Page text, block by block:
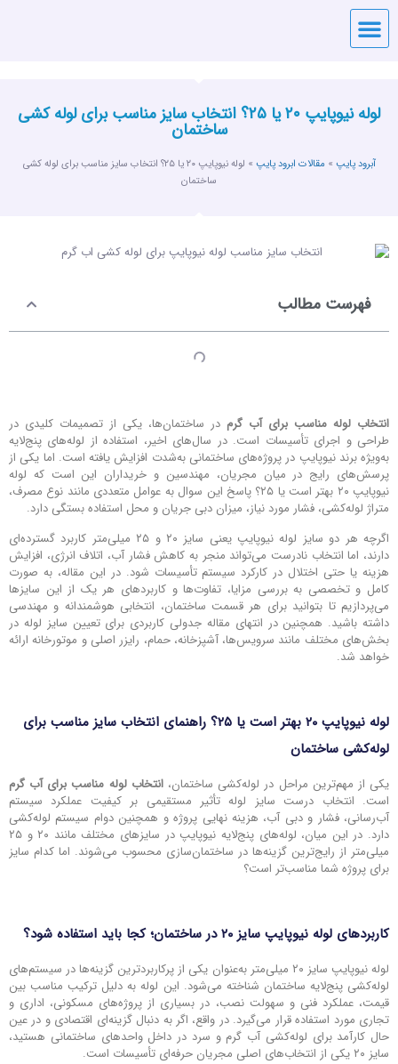
لوله نیوپایپ ۲۰ یا ۲۵؟ انتخاب سایز مناسب برای لوله کشی
ساختمان
آبرود پایپ » مقالات ابرود پایپ »
لوله نیوپایپ ۲۰ یا ۲۵؟ انتخاب سایز مناسب برای لوله کشی
ساختمان
فهرست مطالب
انتخاب لوله مناسب برای آب گرم در ساختمان‌ها، یکی از تصمیمات کلیدی در
طراحی و اجرای تأسیسات است. در سال‌های اخیر، استفاده از لوله‌های پنج‌لایه
به‌ویژه برند نیوپایپ در پروژه‌های ساختمانی به‌شدت افزایش یافته است. اما یکی از
پرسش‌های رایج در میان مجریان، مهندسین و خریداران این است که لوله
نیوپایپ ۲۰ بهتر است یا ۲۵؟ پاسخ این سوال به عوامل متعددی مانند نوع مصرف،
متراژ لوله‌کشی، فشار مورد نیاز، میزان دبی جریان و محل استفاده بستگی دارد.
اگرچه هر دو سایز لوله نیوپایپ یعنی سایز ۲۰ و ۲۵ میلی‌متر کاربرد گسترده‌ای
دارند، اما انتخاب نادرست می‌تواند منجر به کاهش فشار آب، اتلاف انرژی، افزایش
هزینه یا حتی اختلال در کارکرد سیستم تأسیسات شود. در این مقاله، به صورت
کامل و تخصصی به بررسی مزایا، تفاوت‌ها و کاربردهای هر یک از این سایزها
می‌پردازیم تا بتوانید برای هر قسمت ساختمان، انتخابی هوشمندانه و مهندسی
داشته باشید. همچنین در انتهای مقاله جدولی کاربردی برای تعیین سایز لوله در
بخش‌های مختلف مانند سرویس‌ها، آشپزخانه، حمام، رایزر اصلی و موتورخانه ارائه
خواهد شد.
لوله نیوپایپ ۲۰ بهتر است یا ۲۵؟ راهنمای انتخاب سایز مناسب برای
لوله‌کشی ساختمان
یکی از مهم‌ترین مراحل در لوله‌کشی ساختمان،انتخاب لوله مناسب برای آب گرم
است. انتخاب درست سایز لوله تأثیر مستقیمی بر کیفیت عملکرد سیستم
آب‌رسانی، فشار و دبی آب، هزینه نهایی پروژه و همچنین دوام سیستم لوله‌کشی
دارد. در این میان، لوله‌های پنج‌لایه نیوپایپ در سایزهای مختلف مانند ۲۰ و ۲۵
میلی‌متر از رایج‌ترین گزینه‌ها در ساختمان‌سازی محسوب می‌شوند. اما کدام سایز
برای پروژه شما مناسب‌تر است؟
کاربردهای لوله نیوپایپ سایز ۲۰ در ساختمان؛ کجا باید استفاده شود؟
لوله نیوپایپ سایز ۲۰ میلی‌متر به‌عنوان یکی از پرکاربردترین گزینه‌ها در سیستم‌های
لوله‌کشی پنج‌لایه ساختمان شناخته می‌شود. این لوله به دلیل ترکیب مناسب بین
قیمت، عملکرد فنی و سهولت نصب، در بسیاری از پروژه‌های مسکونی، اداری و
تجاری مورد استفاده قرار می‌گیرد. در واقع، اگر به دنبال گزینه‌ای اقتصادی و در عین
حال کارآمد برای لوله‌کشی آب گرم و سرد در داخل واحدهای ساختمانی هستید،
سایز ۲۰ یکی از انتخاب‌های اصلی مجریان حرفه‌ای تأسیسات است.